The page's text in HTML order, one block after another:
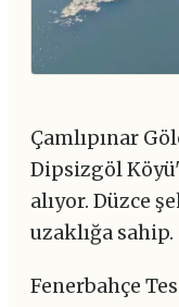
Çamlıpınar
Dipsizgöl
alıyor. Düzce
uzaklığa sahip.
Fenerbahçe